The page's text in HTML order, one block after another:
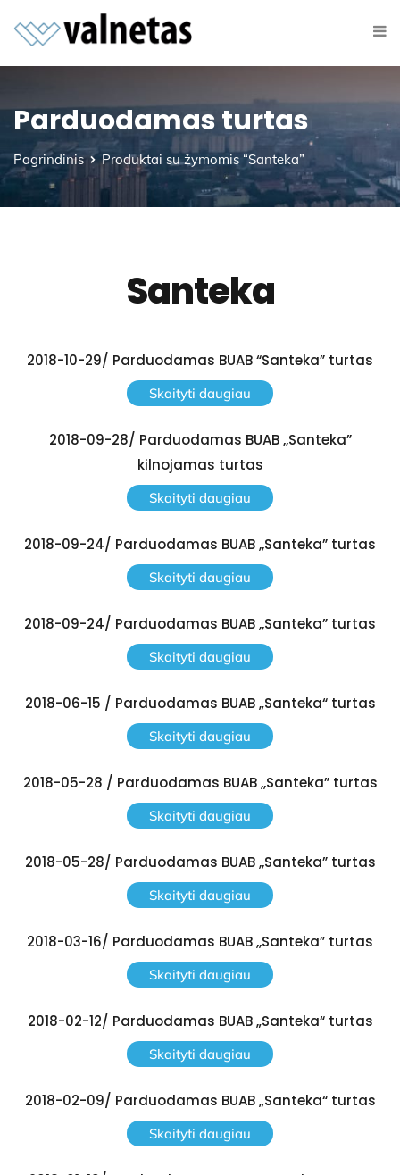
Parduodamas turtas
Pagrindinis Produktai su žymomis “Santeka”
Santeka
2018-10-29/ Parduodamas BUAB “Santeka” turtas
Skaityti daugiau
2018-09-28/ Parduodamas BUAB ,,Santeka”
kilnojamas turtas
Skaityti daugiau
2018-09-24/ Parduodamas BUAB ,,Santeka” turtas
Skaityti daugiau
2018-09-24/ Parduodamas BUAB ,,Santeka” turtas
Skaityti daugiau
2018-06-15 / Parduodamas BUAB „Santeka“ turtas
Skaityti daugiau
2018-05-28 / Parduodamas BUAB ,,Santeka” turtas
Skaityti daugiau
2018-05-28/ Parduodamas BUAB ,,Santeka” turtas
Skaityti daugiau
2018-03-16/ Parduodamas BUAB ,,Santeka” turtas
Skaityti daugiau
2018-02-12/ Parduodamas BUAB „Santeka“ turtas
Skaityti daugiau
2018-02-09/ Parduodamas BUAB „Santeka“ turtas
Skaityti daugiau